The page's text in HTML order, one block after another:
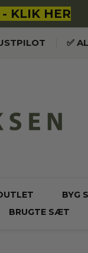
KLIK HER
✅
BYG
BRUGTE SÆT